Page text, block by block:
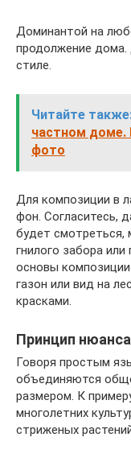
Доминантой на
продолжение
стиле.
Читайте
частном доме.
фото
Для композиции в
фон. Согласитесь,
будет смотреться,
гнилого забора
основы
газон или вид на
красками.
Принцип нюанса
Говоря простым
объединяются
размером. К
многолетних
стриженых